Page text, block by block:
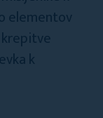
elementov
k